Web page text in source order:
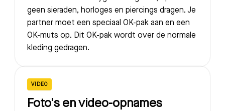
geen sieraden, horloges en piercings dragen. Je
partner moet een speciaal OK-pak aan en een
OK-muts op. Dit OK-pak wordt over de normale
kleding gedragen.
VIDEO
Foto's en video-opnames